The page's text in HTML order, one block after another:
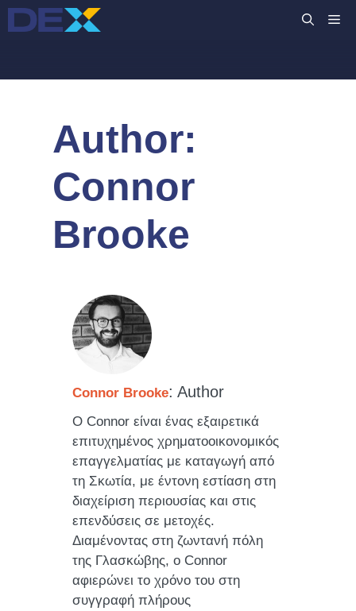
Μετάβαση
σε
Author:
Connor
Brooke
Connor Brooke: Author
Ο Connor είναι ένας εξαιρετικά
επιτυχημένος χρηματοοικονομικός
επαγγελματίας με καταγωγή από
τη Σκωτία, με έντονη εστίαση στη
διαχείριση περιουσίας και στις
επενδύσεις σε μετοχές.
Διαμένοντας στη ζωντανή πόλη
της Γλασκώβης, ο Connor
αφιερώνει το χρόνο του στη
συγγραφή πλήρους